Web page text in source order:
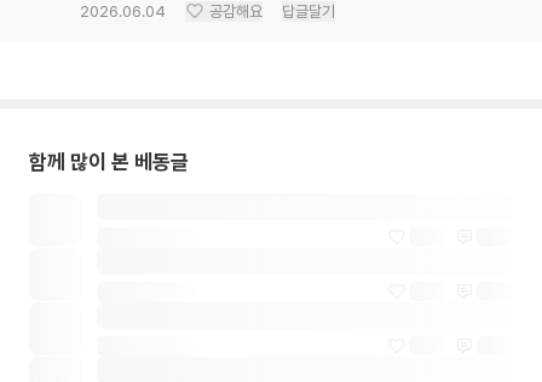
2026.06.04 공감해요 답글달기
함께 많이 본 베동글